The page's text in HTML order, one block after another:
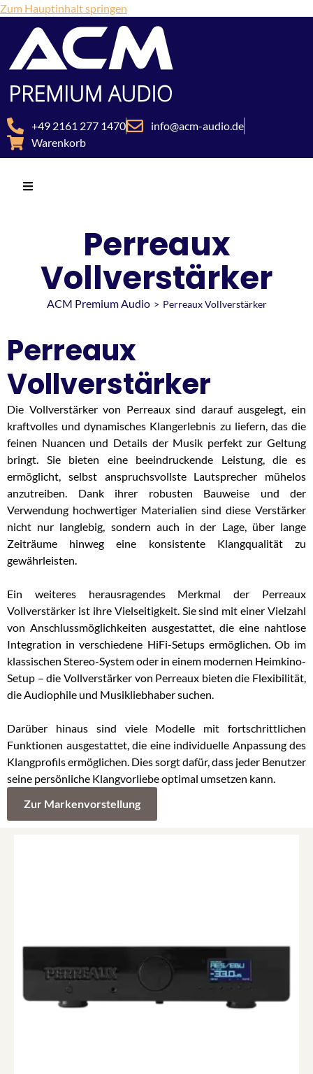
Zum Hauptinhalt springen
+49 2161 277 1470
info@acm-audio.de
Warenkorb
Perreaux
Vollverstärker
ACM Premium Audio > Perreaux Vollverstärker
Perreaux
Vollverstärker
Die Vollverstärker von Perreaux sind darauf ausgelegt, ein
kraftvolles und dynamisches Klangerlebnis zu liefern, das die
feinen Nuancen und Details der Musik perfekt zur Geltung
bringt. Sie bieten eine beeindruckende Leistung, die es
ermöglicht, selbst anspruchsvollste Lautsprecher mühelos
anzutreiben. Dank ihrer robusten Bauweise und der
Verwendung hochwertiger Materialien sind diese Verstärker
nicht nur langlebig, sondern auch in der Lage, über lange
Zeiträume hinweg eine konsistente Klangqualität zu
gewährleisten.
Ein weiteres herausragendes Merkmal der Perreaux
Vollverstärker ist ihre Vielseitigkeit. Sie sind mit einer Vielzahl
von Anschlussmöglichkeiten ausgestattet, die eine nahtlose
Integration in verschiedene HiFi-Setups ermöglichen. Ob im
klassischen Stereo-System oder in einem modernen Heimkino-
Setup – die Vollverstärker von Perreaux bieten die Flexibilität,
die Audiophile und Musikliebhaber suchen.
Darüber hinaus sind viele Modelle mit fortschrittlichen
Funktionen ausgestattet, die eine individuelle Anpassung des
Klangprofils ermöglichen. Dies sorgt dafür, dass jeder Benutzer
seine persönliche Klangvorliebe optimal umsetzen kann.
Zur Markenvorstellung